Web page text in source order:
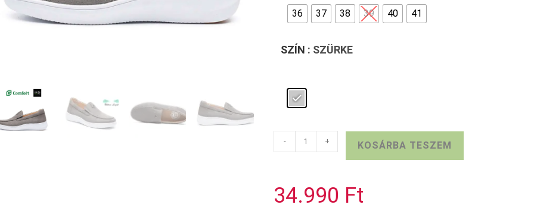
36 37 38 39 40 41
SZÍN : SZÜRKE
COMFORT
on
- + KOSÁRBA TESZEM
34.990 Ft